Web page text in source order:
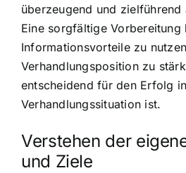
überzeugend und zielführend
Eine sorgfältige Vorbereitung
Informationsvorteile zu
Verhandlungsposition zu
entscheidend für den Erfolg
Verhandlungssituation ist.
Verstehen der
und Ziele